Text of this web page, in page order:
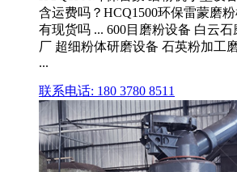
含运费吗？HCQ1500环保雷蒙磨
有现货吗 ... 600目磨粉设备 白云
厂 超细粉体研磨设备 石英粉加工
...
联系电话: 180 3780 8511